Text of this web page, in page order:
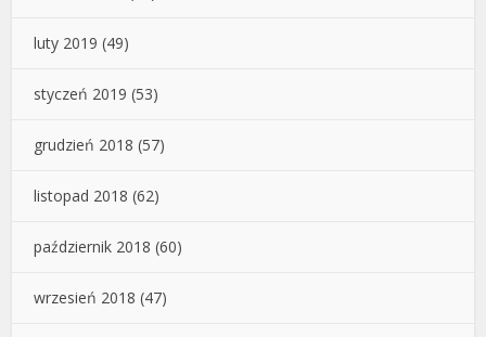
luty 2019 (49)
styczeń 2019 (53)
grudzień 2018 (57)
listopad 2018 (62)
październik 2018 (60)
wrzesień 2018 (47)